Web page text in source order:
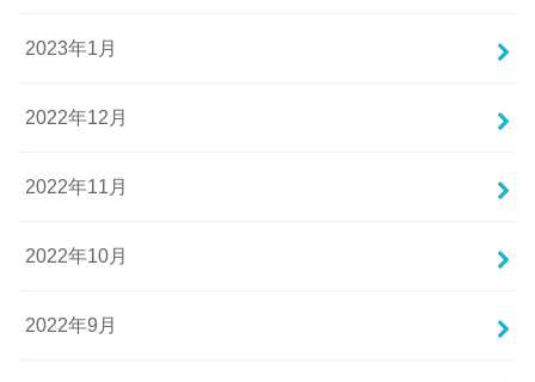
2023年1月
2022年12月
2022年11月
2022年10月
2022年9月